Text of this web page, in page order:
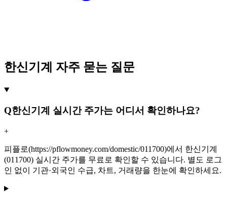
한신기계 자주 묻는 질문
Q한신기계 실시간 주가는 어디서 확인하나요?
+
피플로(https://pflowmoney.com/domestic/011700)에서 한신기계
(011700) 실시간 주가를 무료로 확인할 수 있습니다. 별도 로그
인 없이 기관·외국인 수급, 차트, 거래량을 한눈에 확인하세요.